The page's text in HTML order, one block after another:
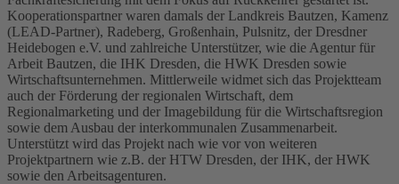
Kooperationspartner waren damals der Landkreis Bautzen, Kamenz
(LEAD-Partner), Radeberg, Großenhain, Pulsnitz, der Dresdner
Heidebogen e.V. und zahlreiche Unterstützer, wie die Agentur für
Arbeit Bautzen, die IHK Dresden, die HWK Dresden sowie
Wirtschaftsunternehmen. Mittlerweile widmet sich das Projektteam
auch der Förderung der regionalen Wirtschaft, dem
Regionalmarketing und der Imagebildung für die Wirtschaftsregion
sowie dem Ausbau der interkommunalen Zusammenarbeit.
Unterstützt wird das Projekt nach wie vor von weiteren
Projektpartnern wie z.B. der HTW Dresden, der IHK, der HWK
sowie den Arbeitsagenturen.